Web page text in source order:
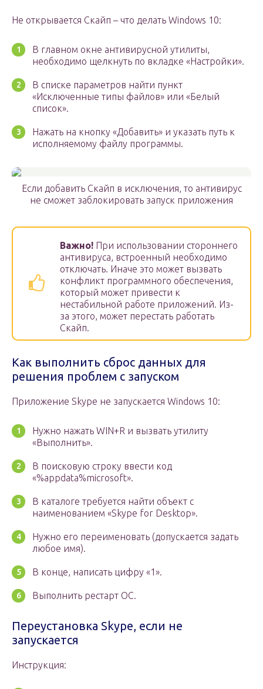
Не открывается Скайп – что делать Windows 10:
В главном окне антивирусной утилиты,
необходимо щелкнуть по вкладке «Настройки».
В списке параметров найти пункт
«Исключенные типы файлов» или «Белый
список».
Нажать на кнопку «Добавить» и указать путь к
исполняемому файлу программы.
Если добавить Скайп в исключения, то антивирус
не сможет заблокировать запуск приложения
Важно! При использовании стороннего
антивируса, встроенный необходимо
отключать. Иначе это может вызвать
конфликт программного обеспечения,
который может привести к
нестабильной работе приложений. Из-
за этого, может перестать работать
Скайп.
Как выполнить сброс данных для
решения проблем с запуском
Приложение Skype не запускается Windows 10:
Нужно нажать WIN+R и вызвать утилиту
«Выполнить».
В поисковую строку ввести код
«%appdata%microsoft».
В каталоге требуется найти объект с
наименованием «Skype for Desktop».
Нужно его переименовать (допускается задать
любое имя).
В конце, написать цифру «1».
Выполнить рестарт ОС.
Переустановка Skype, если не
запускается
Инструкция: